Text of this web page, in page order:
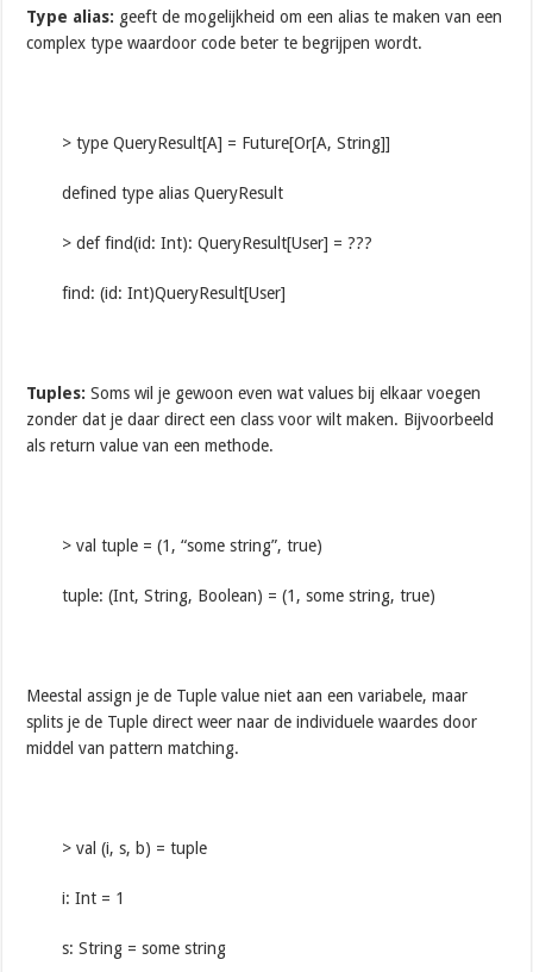
Type alias: geeft de mogelijkheid om een alias te maken van een
complex type waardoor code beter te begrijpen wordt.
> type QueryResult[A] = Future[Or[A, String]]
defined type alias QueryResult
> def find(id: Int): QueryResult[User] = ???
find: (id: Int)QueryResult[User]
Tuples: Soms wil je gewoon even wat values bij elkaar voegen
zonder dat je daar direct een class voor wilt maken. Bijvoorbeeld
als return value van een methode.
> val tuple = (1, “some string”, true)
tuple: (Int, String, Boolean) = (1, some string, true)
Meestal assign je de Tuple value niet aan een variabele, maar
splits je de Tuple direct weer naar de individuele waardes door
middel van pattern matching.
> val (i, s, b) = tuple
i: Int = 1
s: String = some string